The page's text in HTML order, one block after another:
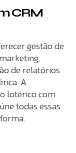
CRM
gestão de
de relatórios
A
lotérico com
todas essas